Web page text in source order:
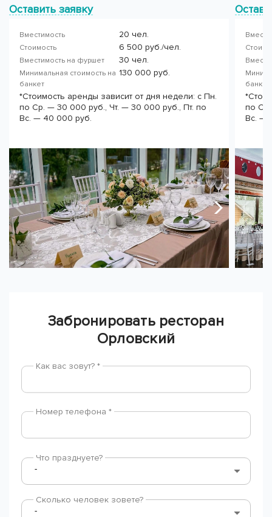
Оставить заявку
Вместимость 20 чел.
Стоимость 6 500 руб./чел.
Вместимость на фуршет 30 чел.
Минимальная стоимость на
банкет
130 000 руб.
*Стоимость аренды зависит от дня недели: с Пн.
по Ср. — 30 000 руб., Чт. — 30 000 руб., Пт. по
Вс. — 40 000 руб.
по
Вс. —
Забронировать ресторан
Орловский
Как вас зовут? *
Номер телефона *
Что празднуете?
Сколько человек зовете?